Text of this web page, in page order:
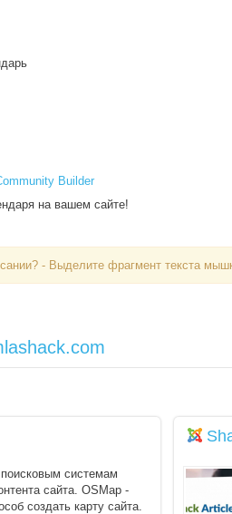
Builder
на вашем сайте!
- Выделите фрагмент текста
системам
сайта. OSMap -
создать карту сайта.